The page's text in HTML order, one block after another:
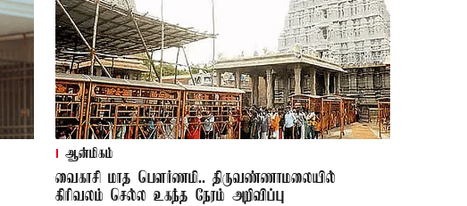
ஆன்மிகம்
வைகாசி மாத பௌர்ணமி.. திருவண்ணாமலையில்
கிரிவலம் செல்ல உகந்த நேரம் அறிவிப்பு